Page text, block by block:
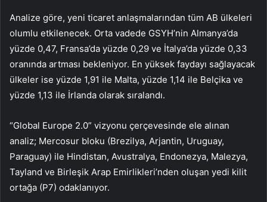
Analize göre, yeni ticaret anlaşmalarından tüm AB ülkeleri
olumlu etkilenecek. Orta vadede GSYH’nin Almanya’da
yüzde 0,47, Fransa’da yüzde 0,29 ve İtalya’da yüzde 0,33
oranında artması bekleniyor. En yüksek faydayı sağlayacak
ülkeler ise yüzde 1,91 ile Malta, yüzde 1,14 ile Belçika ve
yüzde 1,13 ile İrlanda olarak sıralandı.
“Global Europe 2.0” vizyonu çerçevesinde ele alınan
analiz; Mercosur bloku (Brezilya, Arjantin, Uruguay,
Paraguay) ile Hindistan, Avustralya, Endonezya, Malezya,
Tayland ve Birleşik Arap Emirlikleri’nden oluşan yedi kilit
ortağa (P7) odaklanıyor.